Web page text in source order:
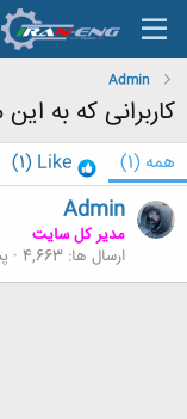
Admin
کاربرانی که به
همه (1)
Like
(1)
Admin
مدیر کل سایت
ارسال ها 4,663